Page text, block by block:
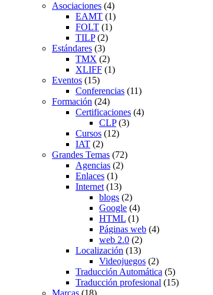
Asociaciones (4)
EAMT (1)
FOLT (1)
TILP(2)
Estándares (3)
TMX (2)
XLIFF (1)
Eventos (15)
Conferencias (11)
Formación (24)
Certificaciones (4)
CLP(3)
Cursos (12)
IAT (2)
Grandes Temas (72)
Agencias (2)
Enlaces (1)
Internet(13)
blogs (2)
Google (4)
HTML (1)
Páginas web (4)
web 2.0 (2)
Localización (13)
Videojuegos (2)
Traducción Automática (5)
Traducción profesional (15)